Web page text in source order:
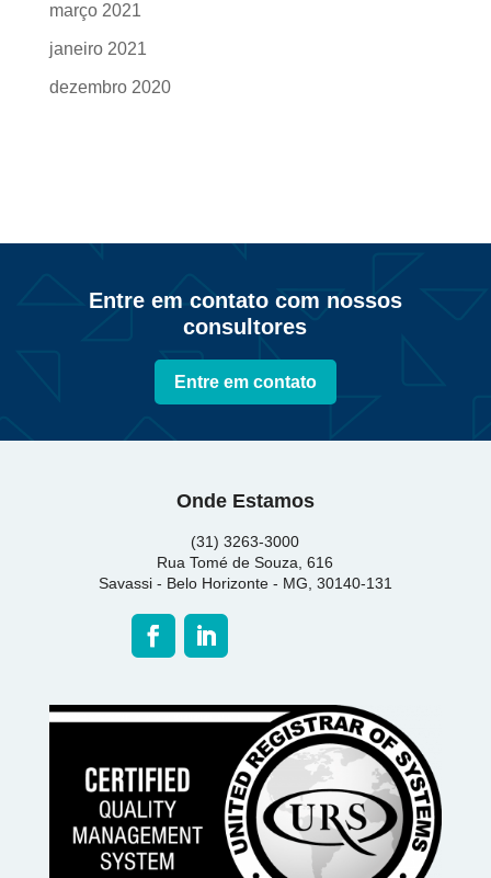
março 2021
janeiro 2021
dezembro 2020
Entre em contato com nossos
consultores
Entre em contato
Onde Estamos
(31) 3263-3000
Rua Tomé de Souza, 616
Savassi - Belo Horizonte - MG, 30140-131